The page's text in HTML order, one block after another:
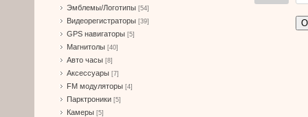
Эмблемы/Логотипы [54]
Видеорегистраторы [39]
GPS навигаторы [5]
Магнитолы [40]
Авто часы [8]
Аксессуары [7]
FM модуляторы [4]
Парктроники [5]
Камеры [5]